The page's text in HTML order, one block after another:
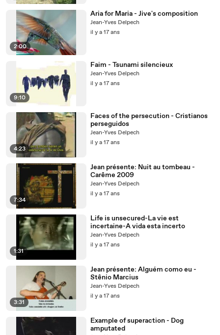
2:00
Aria for Maria - Jive's composition
Jean-Yves Delpech
il y a 17 ans
9:10
Faim - Tsunami silencieux
Jean-Yves Delpech
il y a 17 ans
4:23
Faces of the persecution - Cristianos
perseguidos
Jean-Yves Delpech
il y a 17 ans
7:34
Jean présente: Nuit au tombeau -
Carême 2009
Jean-Yves Delpech
il y a 17 ans
1:31
Life is unsecured-La vie est
incertaine-A vida esta incerto
Jean-Yves Delpech
il y a 17 ans
3:31
Jean présente: Alguém como eu -
Stênio Marcius
Jean-Yves Delpech
il y a 17 ans
Example of superaction - Dog
amputated